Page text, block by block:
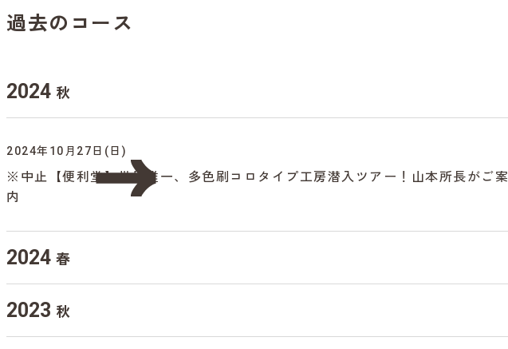
過去のコース
2024 秋
2024年10月27日(日)
※中止【便利堂】世界唯一、多色刷コロタイプ工房潜入ツアー！山本所長がご案
内
2024 春
2023 秋